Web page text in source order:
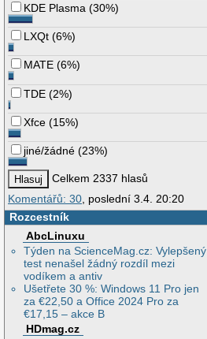
KDE Plasma (30%)
LXQt (6%)
MATE (6%)
TDE (2%)
Xfce (15%)
jiné/žádné (23%)
Celkem 2337 hlasů
Komentářů: 30 , poslední 3.4. 20:20
Rozcestník
AbcLinuxu
Týden na ScienceMag.cz: Vylepšený
test nenašel žádný rozdíl mezi
vodíkem a antiv
Ušetřete 30 %: Windows 11 Pro jen
za €22,50 a Office 2024 Pro za
€17,15 – akce B
HDmag.cz